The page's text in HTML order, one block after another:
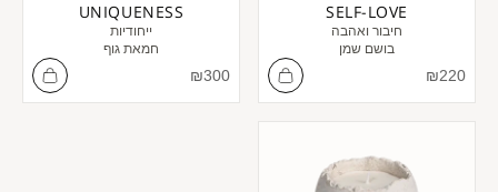
SELF-LOVE
חיבור ואהבה
בושם שמן
מחיר מבצע
220
₪
UNIQUENESS
ייחודיות
חמאת גוף
מחיר מבצע
300
₪